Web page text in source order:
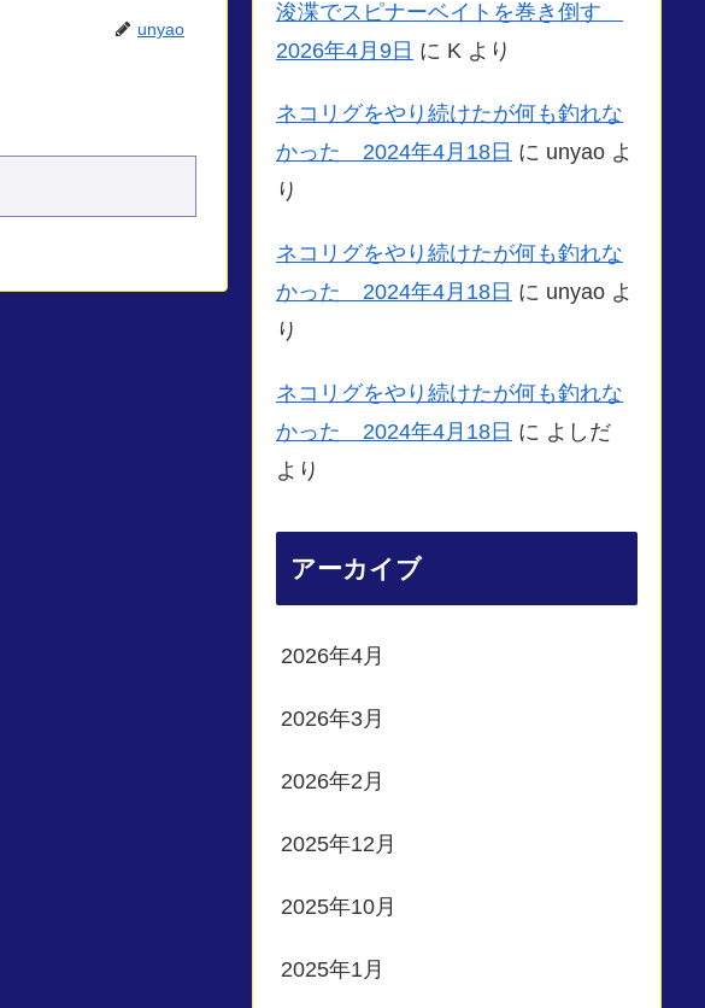
unyao
浚渫でスピナーベイトを巻き倒す
2026年4月9日 に K より
ネコリグをやり続けたが何も釣れな
かった 2024年4月18日 に unyao よ
り
ネコリグをやり続けたが何も釣れな
かった 2024年4月18日 に unyao よ
り
ネコリグをやり続けたが何も釣れな
かった 2024年4月18日 に よしだ
より
アーカイブ
2026年4月
2026年3月
2026年2月
2025年12月
2025年10月
2025年1月